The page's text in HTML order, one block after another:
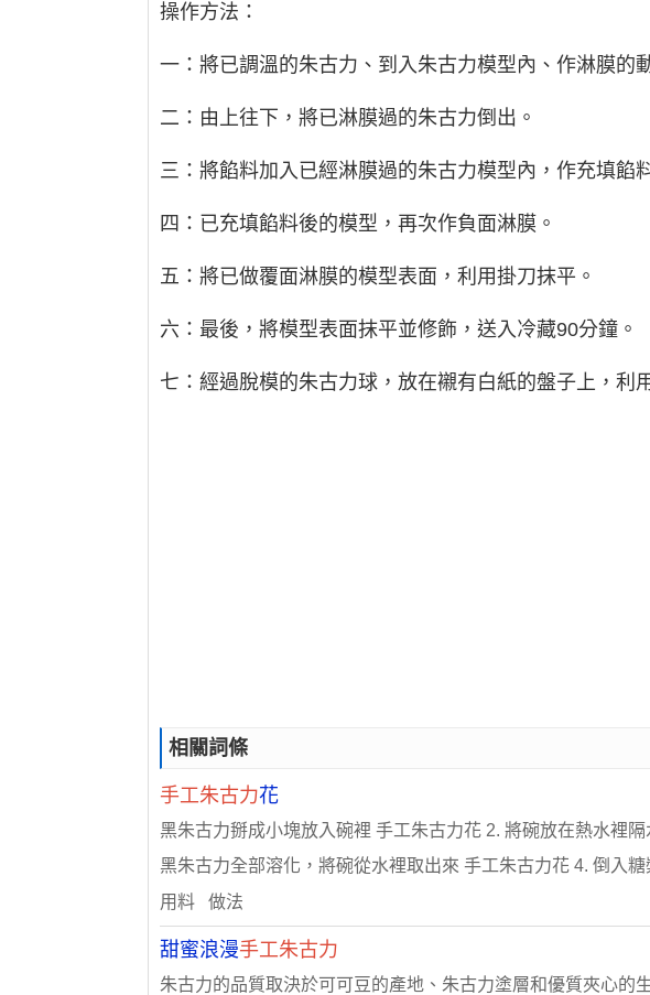
操作方法：
一：將已調溫的朱古力、到入朱古力模型內、作淋膜的
二：由上往下，將已淋膜過的朱古力倒出。
三：將餡料加入已經淋膜過的朱古力模型內，作充填餡
四：已充填餡料後的模型，再次作負面淋膜。
五：將已做覆面淋膜的模型表面，利用掛刀抹平。
六：最後，將模型表面抹平並修飾，送入冷藏90分鐘。
七：經過脫模的朱古力球，放在襯有白紙的盤子上，利
相關詞條
手工朱古力花
黑朱古力掰成小塊放入碗裡 手工朱古力花 2. 將碗放在熱水裡
黑朱古力全部溶化，將碗從水裡取出來 手工朱古力花 4. 倒入
用料 做法
甜蜜浪漫手工朱古力
朱古力的品質取決於可可豆的產地、朱古力塗層和優質夾心